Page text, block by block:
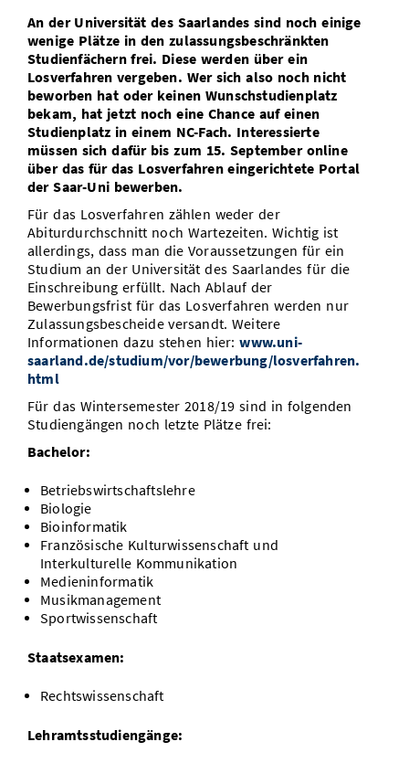
Vom Studium in den Beruf
Study Scheduler
Bibliothek
Open Science/Open Access
Start-ups
IT-Themenabend
Ranking
Zahlen & Fakten
Preise, Auszeichnungen und Förderungen
Kontakt
SIC Merchandise
SIC Podcast
Anfahrt
AnsprechpartnerInnen, Personen, Forschungsgruppen
Termine, Vorträge und Veranstaltungen
Alumni
An der Universität des Saarlandes sind noch einige
wenige Plätze in den zulassungsbeschränkten
Studienfächern frei. Diese werden über ein
Losverfahren vergeben. Wer sich also noch nicht
beworben hat oder keinen Wunschstudienplatz
bekam, hat jetzt noch eine Chance auf einen
Studienplatz in einem NC-Fach. Interessierte
müssen sich dafür bis zum 15. September online
über das für das Losverfahren eingerichtete Portal
der Saar-Uni bewerben.
Für das Losverfahren zählen weder der
Abiturdurchschnitt noch Wartezeiten. Wichtig ist
allerdings, dass man die Voraussetzungen für ein
Studium an der Universität des Saarlandes für die
Einschreibung erfüllt. Nach Ablauf der
Bewerbungsfrist für das Losverfahren werden nur
Zulassungsbescheide versandt. Weitere
Informationen dazu stehen hier:www.uni-
saarland.de/studium/vor/bewerbung/losverfahren.
html
Für das Wintersemester 2018/19 sind in folgenden
Studiengängen noch letzte Plätze frei:
Bachelor:
Betriebswirtschaftslehre
Biologie
Bioinformatik
Französische Kulturwissenschaft und
Interkulturelle Kommunikation
Medieninformatik
Musikmanagement
Sportwissenschaft
Staatsexamen:
Rechtswissenschaft
Lehramtsstudiengänge: